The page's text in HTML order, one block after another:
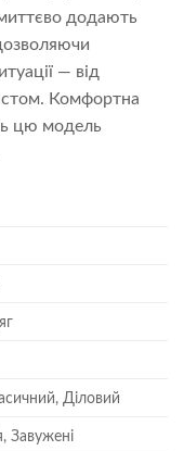
додають
— від
Комфортна
цю модель
Діловий
Завужені